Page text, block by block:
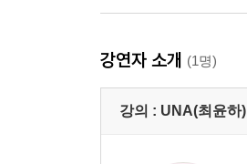
강연자 소개 (1명)
강의 : UNA(최윤하)